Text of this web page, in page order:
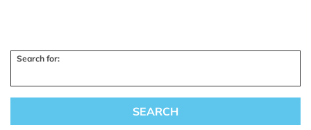
Search for: